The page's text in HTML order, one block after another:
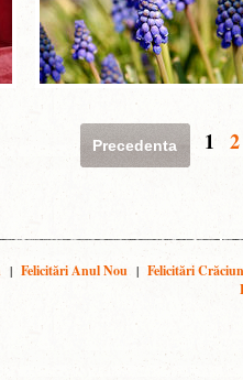
Precedenta 1 2
| Felicitări Anul Nou | Felicitări